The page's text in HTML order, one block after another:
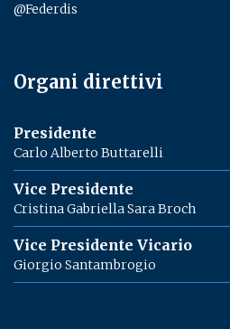
@Federdis
Organi direttivi
Presidente
Carlo Alberto Buttarelli
Vice Presidente
Cristina Gabriella Sara Broch
Vice Presidente Vicario
Giorgio Santambrogio